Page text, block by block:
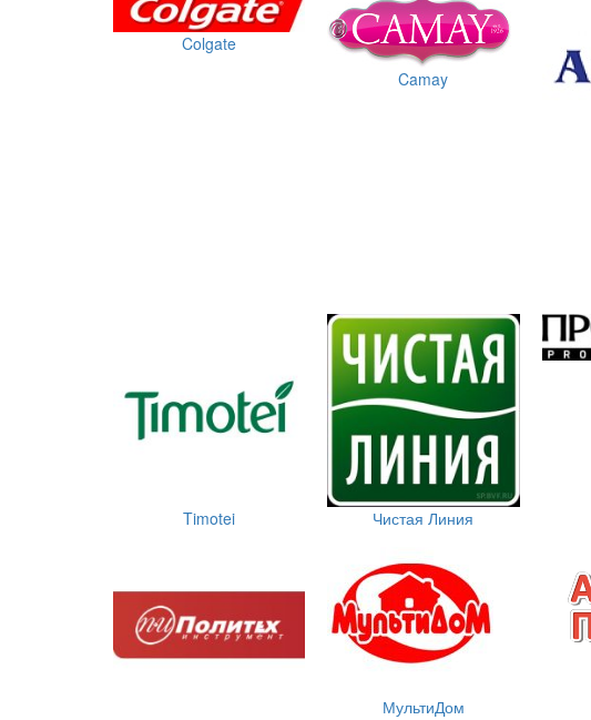
Colgate
Camay
Timotei Чистая Линия
МультиДом